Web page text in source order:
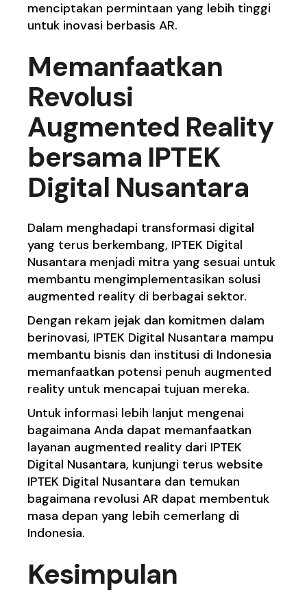
menciptakan permintaan yang lebih tinggi
untuk inovasi berbasis AR.
Memanfaatkan
Revolusi
Augmented Reality
bersama IPTEK
Digital Nusantara
Dalam menghadapi transformasi digital
yang terus berkembang, IPTEK Digital
Nusantara menjadi mitra yang sesuai untuk
membantu mengimplementasikan solusi
augmented reality di berbagai sektor.
Dengan rekam jejak dan komitmen dalam
berinovasi, IPTEK Digital Nusantara mampu
membantu bisnis dan institusi di Indonesia
memanfaatkan potensi penuh augmented
reality untuk mencapai tujuan mereka.
Untuk informasi lebih lanjut mengenai
bagaimana Anda dapat memanfaatkan
layanan augmented reality dari IPTEK
Digital Nusantara, kunjungi terus website
IPTEK Digital Nusantara dan temukan
bagaimana revolusi AR dapat membentuk
masa depan yang lebih cemerlang di
Indonesia.
Kesimpulan